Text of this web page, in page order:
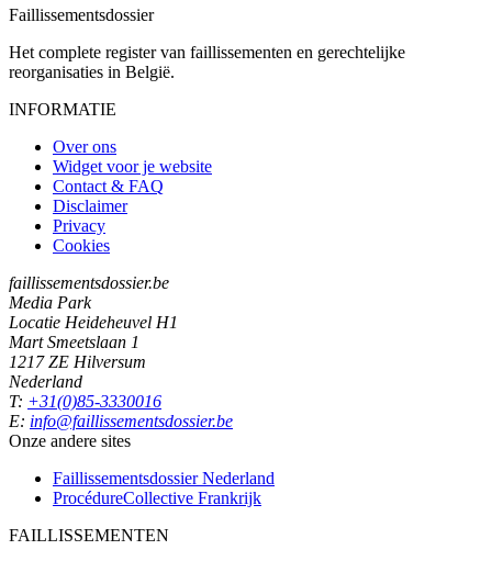
Faillissementsdossier
Het complete register van faillissementen en gerechtelijke
reorganisaties in België.
INFORMATIE
Over ons
Widget voor je website
Contact & FAQ
Disclaimer
Privacy
Cookies
faillissementsdossier.be
Media Park
Locatie Heideheuvel H1
Mart Smeetslaan 1
1217 ZE Hilversum
Nederland
T: +31(0)85-3330016
E: info@faillissementsdossier.be
Onze andere sites
Faillissementsdossier Nederland
ProcédureCollective Frankrijk
FAILLISSEMENTEN